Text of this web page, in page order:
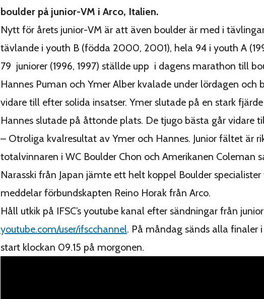
boulder på junior-VM i Arco, Italien.
Nytt för årets junior-VM är att även boulder är med i
tävlande i youth B (födda 2000, 2001), hela 94 i youth A
79 juniorer (1996, 1997) ställde upp i dagens marathon till
Hannes Puman och Ymer Alber kvalade under lördagen och
vidare till efter solida insatser. Ymer slutade på en stark
Hannes slutade på åttonde plats. De tjugo bästa går vidare
– Otroliga kvalresultat av Ymer och Hannes. Junior fältet är
totalvinnaren i WC Boulder Chon och Amerikanen Coleman
Narasski från Japan jämte ett helt koppel Boulder specialister
meddelar förbundskapten Reino Horak från Arco.
Håll utkik på IFSC’s youtube kanal efter sändningar från
youtube.com/user/ifscchannel. På måndag sänds alla finaler
start klockan 09.15 på morgonen.